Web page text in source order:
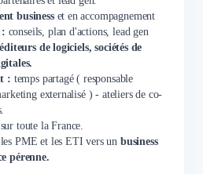
businesset en accompagnement
: conseils, plan d'actions, lead gen
de logiciels, sociétés de
: temps partagé ( responsable
externalisé ) - ateliers de co-
toute la France.
PME et les ETI vers un business
pérenne.